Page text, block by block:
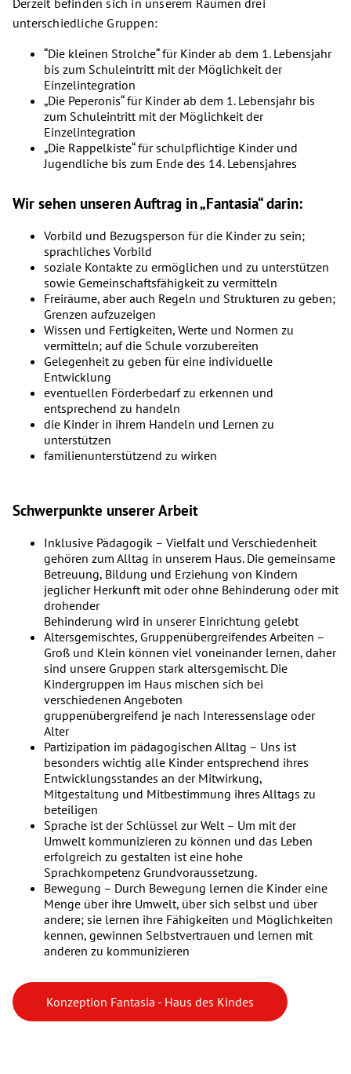
unterschiedliche Gruppen:
“Die kleinen Strolche“ für Kinder ab dem 1. Lebensjahr
bis zum Schuleintritt mit der Möglichkeit der
Einzelintegration
„Die Peperonis“ für Kinder ab dem 1. Lebensjahr bis
zum Schuleintritt mit der Möglichkeit der
Einzelintegration
„Die Rappelkiste“ für schulpflichtige Kinder und
Jugendliche bis zum Ende des 14. Lebensjahres
Wir sehen unseren Auftrag in „Fantasia“ darin:
Vorbild und Bezugsperson für die Kinder zu sein;
sprachliches Vorbild
soziale Kontakte zu ermöglichen und zu unterstützen
sowie Gemeinschaftsfähigkeit zu vermitteln
Freiräume, aber auch Regeln und Strukturen zu geben;
Grenzen aufzuzeigen
Wissen und Fertigkeiten, Werte und Normen zu
vermitteln; auf die Schule vorzubereiten
Gelegenheit zu geben für eine individuelle
Entwicklung
eventuellen Förderbedarf zu erkennen und
entsprechend zu handeln
die Kinder in ihrem Handeln und Lernen zu
unterstützen
familienunterstützend zu wirken
Schwerpunkte unserer Arbeit
Inklusive Pädagogik – Vielfalt und Verschiedenheit
gehören zum Alltag in unserem Haus. Die gemeinsame
Betreuung, Bildung und Erziehung von Kindern
jeglicher Herkunft mit oder ohne Behinderung oder mit
drohender
Behinderung wird in unserer Einrichtung gelebt
Altersgemischtes, Gruppenübergreifendes Arbeiten –
Groß und Klein können viel voneinander lernen, daher
sind unsere Gruppen stark altersgemischt. Die
Kindergruppen im Haus mischen sich bei
verschiedenen Angeboten
gruppenübergreifend je nach Interessenslage oder
Alter
Partizipation im pädagogischen Alltag – Uns ist
besonders wichtig alle Kinder entsprechend ihres
Entwicklungsstandes an der Mitwirkung,
Mitgestaltung und Mitbestimmung ihres Alltags zu
beteiligen
Sprache ist der Schlüssel zur Welt – Um mit der
Umwelt kommunizieren zu können und das Leben
erfolgreich zu gestalten ist eine hohe
Sprachkompetenz Grundvoraussetzung.
Bewegung – Durch Bewegung lernen die Kinder eine
Menge über ihre Umwelt, über sich selbst und über
andere; sie lernen ihre Fähigkeiten und Möglichkeiten
kennen, gewinnen Selbstvertrauen und lernen mit
anderen zu kommunizieren
Konzeption Fantasia - Haus des Kindes